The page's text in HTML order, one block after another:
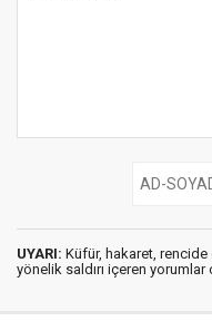
UYARI: Küfür, hakaret,
yönelik saldırı içeren yorumlar